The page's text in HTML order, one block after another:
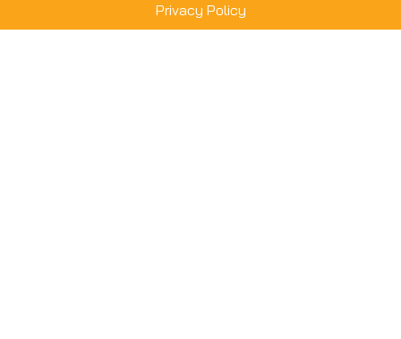
Privacy Policy